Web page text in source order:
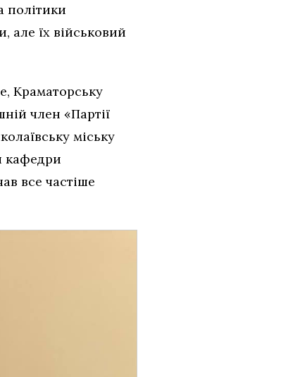
політики
але їх військовий
Краматорську
член «Партії
міську
кафедри
все частіше